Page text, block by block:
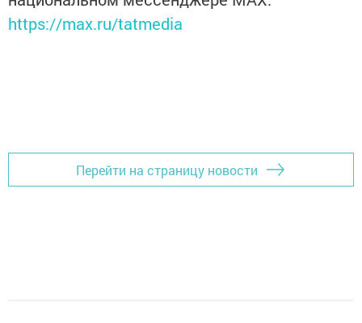
https://max.ru/tatmedia
Перейти на страницу новости